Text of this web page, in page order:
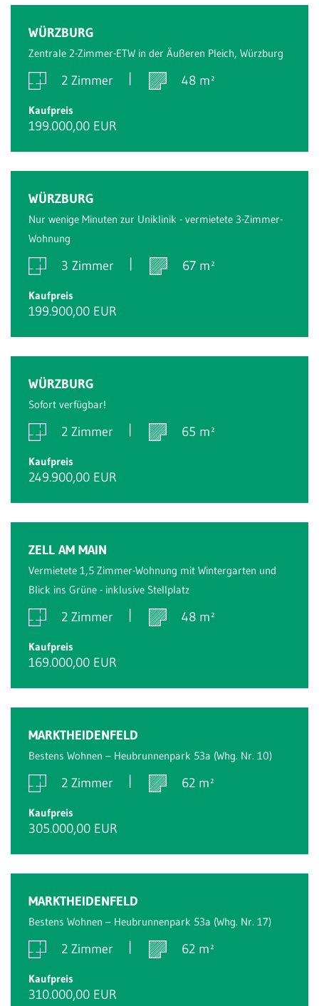
WÜRZBURG
Zentrale 2-Zimmer-ETW in der Äußeren Pleich, Würzburg
2 Zimmer 48 m²
Kaufpreis
199.000,00 EUR
WÜRZBURG
Nur wenige Minuten zur Uniklinik - vermietete 3-Zimmer-
Wohnung
3 Zimmer 67 m²
Kaufpreis
199.900,00 EUR
WÜRZBURG
Sofort verfügbar!
2 Zimmer 65 m²
Kaufpreis
249.900,00 EUR
ZELL AM MAIN
Vermietete 1,5 Zimmer-Wohnung mit Wintergarten und
Blick ins Grüne - inklusive Stellplatz
2 Zimmer 48 m²
Kaufpreis
169.000,00 EUR
MARKTHEIDENFELD
Bestens Wohnen – Heubrunnenpark 53a (Whg. Nr. 10)
2 Zimmer 62 m²
Kaufpreis
305.000,00 EUR
MARKTHEIDENFELD
Bestens Wohnen – Heubrunnenpark 53a (Whg. Nr. 17)
2 Zimmer 62 m²
Kaufpreis
310.000,00 EUR